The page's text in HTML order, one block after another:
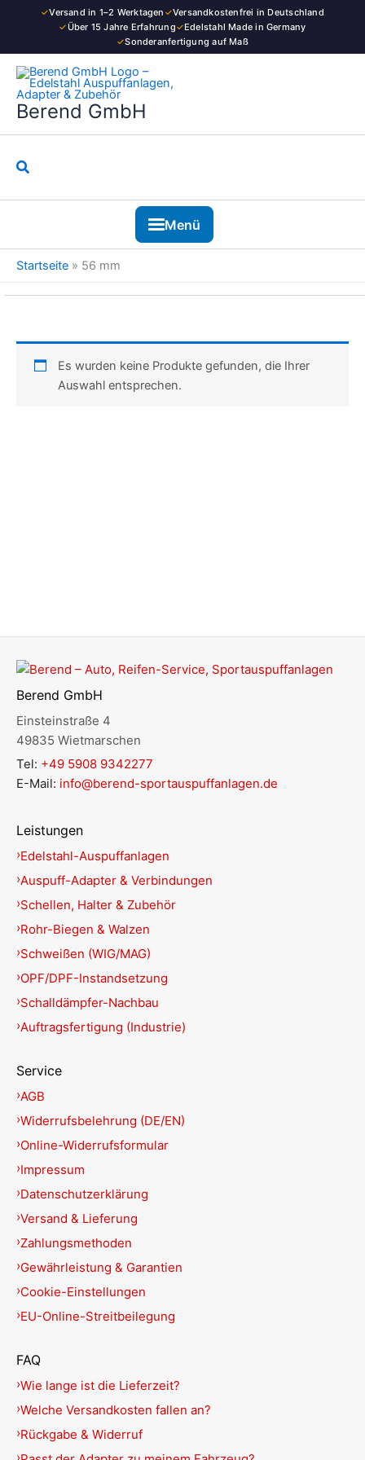
✓Versand in 1–2 Werktagen ✓Versandkostenfrei in Deutschland
✓Über 15 Jahre Erfahrung✓Edelstahl Made in Germany
✓Sonderanfertigung auf Maß
Berend GmbH
Suchen
Menü
Startseite » 56 mm
Es wurden keine Produkte gefunden, die Ihrer
Auswahl entsprechen.
Berend GmbH
Einsteinstraße 4
49835 Wietmarschen
Tel: +49 5908 9342277
E-Mail: info@berend-sportauspuffanlagen.de
Leistungen
Edelstahl-Auspuffanlagen
Auspuff-Adapter & Verbindungen
Schellen, Halter & Zubehör
Rohr-Biegen & Walzen
Schweißen (WIG/MAG)
OPF/DPF-Instandsetzung
Schalldämpfer-Nachbau
Auftragsfertigung (Industrie)
Service
AGB
Widerrufsbelehrung (DE/EN)
Online-Widerrufsformular
Impressum
Datenschutzerklärung
Versand & Lieferung
Zahlungsmethoden
Gewährleistung & Garantien
Cookie-Einstellungen
EU-Online-Streitbeilegung
FAQ
Wie lange ist die Lieferzeit?
Welche Versandkosten fallen an?
Rückgabe & Widerruf